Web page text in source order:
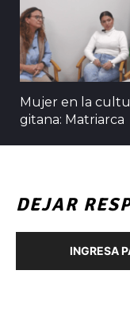
Mujer en la
gitana: Matriarca
DEJAR
INGRESA